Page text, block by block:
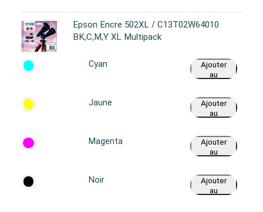
Epson Encre 502XL / C13T02W64010
BK,C,M,Y XL Multipack
Cyan
Ajouter
au
Jaune
Ajouter
au
Magenta
Ajouter
au
Noir
Ajouter
au